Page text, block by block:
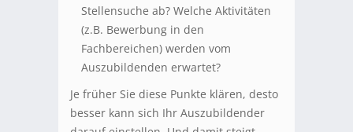
Stellensuche ab? Welche Aktivitäten
(z.B. Bewerbung in den
Fachbereichen) werden vom
Auszubildenden erwartet?
Je früher Sie diese Punkte klären, desto
besser kann sich Ihr Auszubildender